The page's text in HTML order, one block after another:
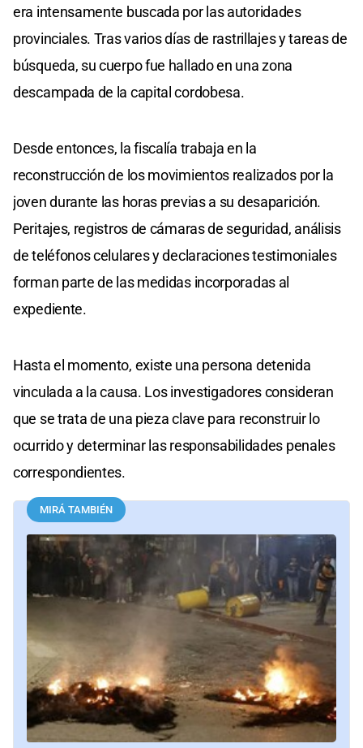
era intensamente buscada por las autoridades
provinciales. Tras varios días de rastrillajes y tareas de
búsqueda, su cuerpo fue hallado en una zona
descampada de la capital cordobesa.
Desde entonces, la fiscalía trabaja en la
reconstrucción de los movimientos realizados por la
joven durante las horas previas a su desaparición.
Peritajes, registros de cámaras de seguridad, análisis
de teléfonos celulares y declaraciones testimoniales
forman parte de las medidas incorporadas al
expediente.
Hasta el momento, existe una persona detenida
vinculada a la causa. Los investigadores consideran
que se trata de una pieza clave para reconstruir lo
ocurrido y determinar las responsabilidades penales
correspondientes.
MIRÁ TAMBIÉN